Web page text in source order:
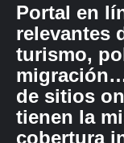
Portal en
relevantes
turismo,
de sitios
tienen la
cobertura